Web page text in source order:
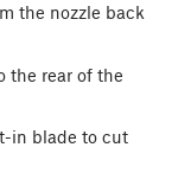
the nozzle back
the rear of the
in blade to cut